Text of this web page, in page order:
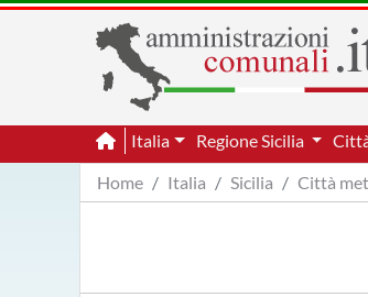
Italia Regione Sicilia
Home
Italia Sicilia Città